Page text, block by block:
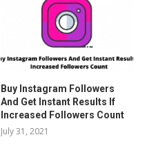
Buy Instagram Followers
And Get Instant Results If
Increased Followers Count
July 31, 2021